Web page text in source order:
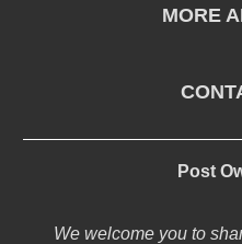
MORE
Post
We welcome you to